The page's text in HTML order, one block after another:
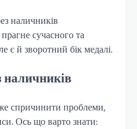
наличників
сучасного та
є й зворотний бік медалі.
наличників
спричинити проблеми,
Ось що варто знати: